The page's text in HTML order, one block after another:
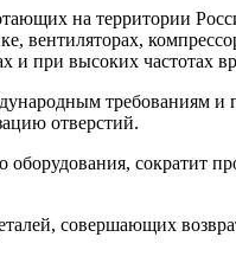
на территории
вентиляторах,
и при высоких частотах
требованиям
отверстий.
сократит
совершающих